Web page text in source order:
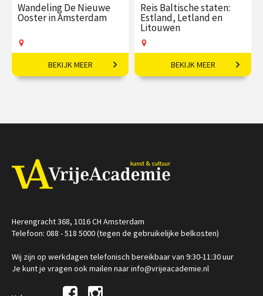
Wandeling De Nieuwe
Ooster in Amsterdam
Kunst en symboliek op de
groenste begraafplaats
sep
BEKIJK MEER
Reis Baltische staten:
Estland, Letland en
Litouwen
11-daagse reis o.l.v.
Frederik Erens.
aug
BEKIJK MEER
Herengracht 368, 1016 CH Amsterdam
Telefoon: 088 - 518 5000 (tegen de gebruikelijke belkosten)
Wij zijn op werkdagen telefonisch bereikbaar van 9:30-11:30 uur
Je kunt je vragen ook mailen naar info@vrijeacademie.nl